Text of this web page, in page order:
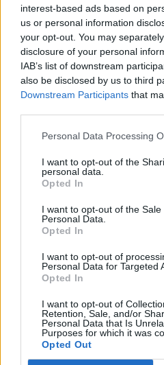
interest-based ads based on
us or personal information
your opt-out. You may
disclosure of your personal
IAB’s list of downstream
also be disclosed by us to third
Downstream Participants that
Personal Data Processing
I want to opt-out of the
personal data.
Opted In
I want to opt-out of the Sale
Personal Data.
Opted In
I want to opt-out of
Personal Data for Targeted
Opted In
I want to opt-out of
Retention, Sale, and/or
Personal Data that Is
Purposes for which it was
Opted Out
nuova proposta da45
davvero importante, che
non si vedeva dai tempi
situazione societaria
prima dei problemi post
Autore